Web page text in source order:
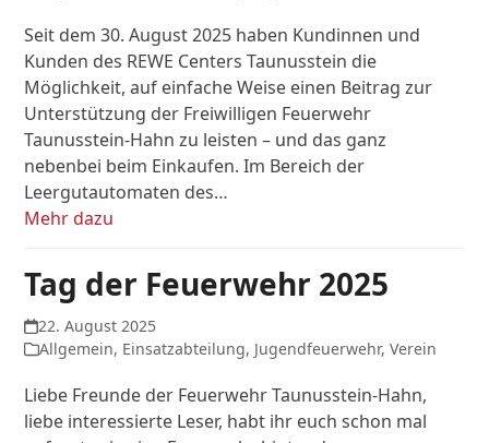
Seit dem 30. August 2025 haben Kundinnen und
Kunden des REWE Centers Taunusstein die
Möglichkeit, auf einfache Weise einen Beitrag zur
Unterstützung der Freiwilligen Feuerwehr
Taunusstein-Hahn zu leisten – und das ganz
nebenbei beim Einkaufen. Im Bereich der
Leergutautomaten des…
Mehr dazu
Tag der Feuerwehr 2025
22. August 2025
Allgemein, Einsatzabteilung, Jugendfeuerwehr,Verein
Liebe Freunde der Feuerwehr Taunusstein-Hahn,
liebe interessierte Leser, habt ihr euch schon mal